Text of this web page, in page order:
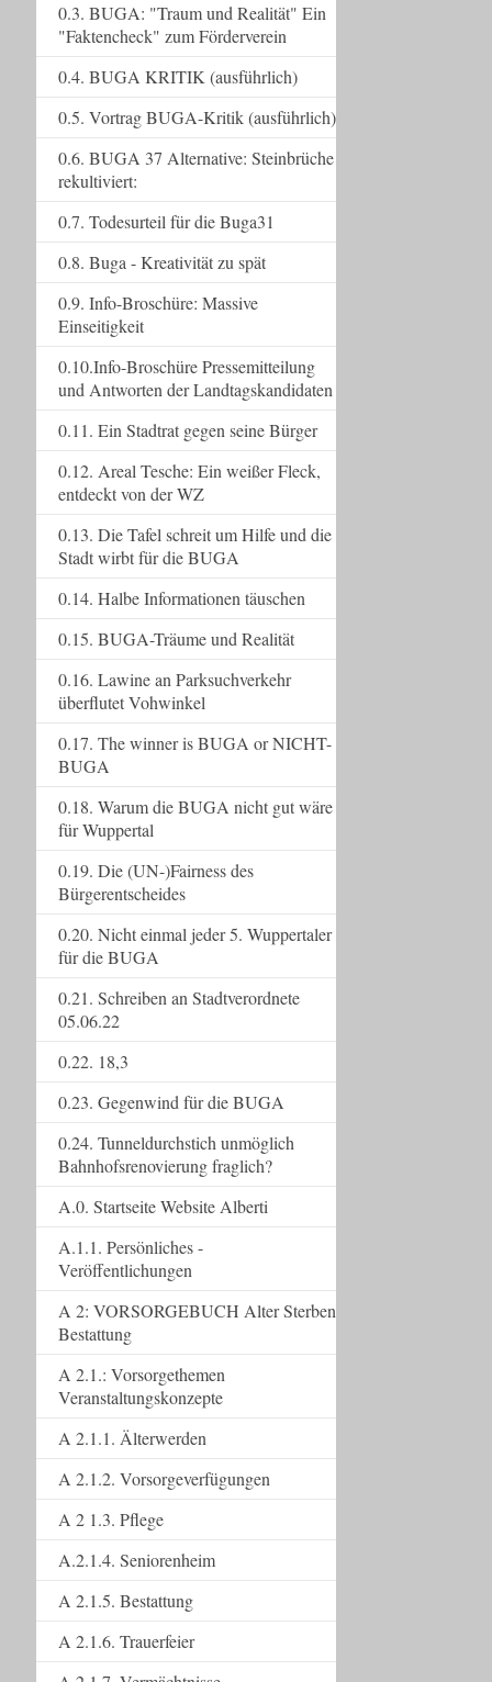
0.3. BUGA: "Traum und Realität" Ein
"Faktencheck" zum Förderverein
0.4. BUGA KRITIK (ausführlich)
0.5. Vortrag BUGA-Kritik (ausführlich)
0.6. BUGA 37 Alternative: Steinbrüche
rekultiviert:
0.7. Todesurteil für die Buga31
0.8. Buga - Kreativität zu spät
0.9. Info-Broschüre: Massive
Einseitigkeit
0.10.Info-Broschüre Pressemitteilung
und Antworten der Landtagskandidaten
0.11. Ein Stadtrat gegen seine Bürger
0.12. Areal Tesche: Ein weißer Fleck,
entdeckt von der WZ
0.13. Die Tafel schreit um Hilfe und die
Stadt wirbt für die BUGA
0.14. Halbe Informationen täuschen
0.15. BUGA-Träume und Realität
0.16. Lawine an Parksuchverkehr
überflutet Vohwinkel
0.17. The winner is BUGA or NICHT-
BUGA
0.18. Warum die BUGA nicht gut wäre
für Wuppertal
0.19. Die (UN-)Fairness des
Bürgerentscheides
0.20. Nicht einmal jeder 5. Wuppertaler
für die BUGA
0.21. Schreiben an Stadtverordnete
05.06.22
0.22. 18,3
0.23. Gegenwind für die BUGA
0.24. Tunneldurchstich unmöglich
Bahnhofsrenovierung fraglich?
A.0. Startseite Website Alberti
A.1.1. Persönliches -
Veröffentlichungen
A 2: VORSORGEBUCH Alter Sterben
Bestattung
A 2.1.: Vorsorgethemen
Veranstaltungskonzepte
A 2.1.1. Älterwerden
A 2.1.2. Vorsorgeverfügungen
A 2 1.3. Pflege
A.2.1.4. Seniorenheim
A 2.1.5. Bestattung
A 2.1.6. Trauerfeier